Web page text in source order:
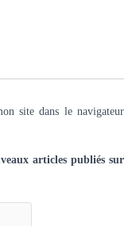
site dans le navigateur
articles publiés sur